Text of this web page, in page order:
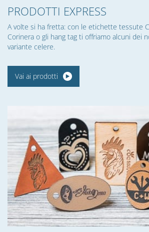
PRODOTTI EXPRESS
A volte si ha fretta: con le etichette tessute
Corinera o gli hang tag ti offriamo alcuni dei
variante celere.
Vai ai prodotti